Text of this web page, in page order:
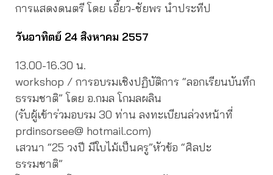
การแสดงดนตรี โดย เอี้ยว-ชัยพร นำประทีป
วันอาทิตย์ 24 สิงหาคม 2557
13.00-16.30 น.
workshop / การอบรมเชิงปฏิบัติการ “ลอกเรียนบันทึก
ธรรมชาติ” โดย อ.กมล โกมลผลิน
(รับผู้เข้าร่วมอบรม 30 ท่าน ลงทะเบียนล่วงหน้าที่
prdinsorsee@ hotmail.com)
เสวนา “25 วงปี มีใบไม้เป็นครู”หัวข้อ “ศิลปะ
ธรรมชาติ”